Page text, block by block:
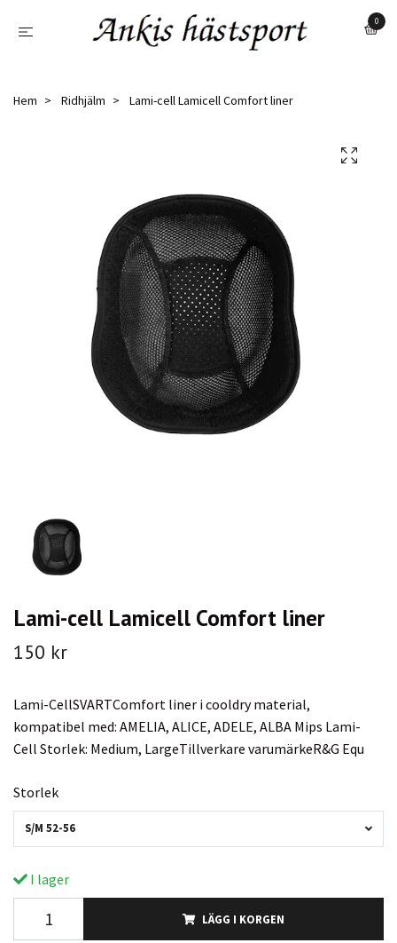
0
Hem Ridhjälm Lami-cell Lamicell Comfort liner
Lami-cell Lamicell Comfort liner
150 kr
Lami-CellSVARTComfort liner i cooldry material,
kompatibel med: AMELIA, ALICE, ADELE, ALBA Mips Lami-
Cell Storlek: Medium, LargeTillverkare varumärkeR&G Equ
Storlek
S/M 52-56
I lager
LÄGG I KORGEN